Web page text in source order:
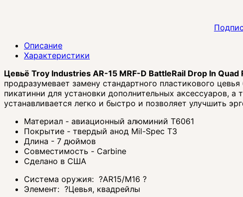
Описание
Характеристики
Цевьё Troy Industries AR-15 MRF-D BattleRail Drop In Quad
продразумевает замену стандартного пластикового
пикатинни для установки дополнительных аксессуаров,
устанавливается легко и быстро и позволяет улучшить
Материал - авиационный алюминий Т6061
Покрытие - твердый анод Mil-Spec T3
Длина - 7 дюймов
Совместимость - Carbine
Сделано в США
Система оружия: ?AR15/M16 ?
Элемент: ?Цевья, квадрейлы